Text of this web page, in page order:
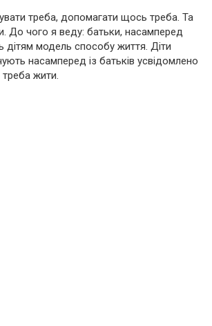
треба, допомагати щось треба. Та
До чого я веду: батьки, насамперед
дітям модель способу життя. Діти
насамперед із батьків усвідомлено
треба жити.